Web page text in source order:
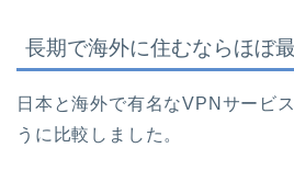
長期で海外に住むならほぼ
日本と海外で有名なVPNサービ
うに比較しました。